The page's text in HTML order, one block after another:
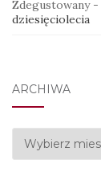
Zdegustowany-
dziesięciolecia
ARCHIWA
Archiwa